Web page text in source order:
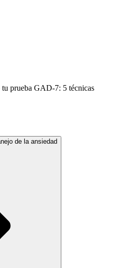
tu prueba GAD-7: 5 técnicas
de la ansiedad